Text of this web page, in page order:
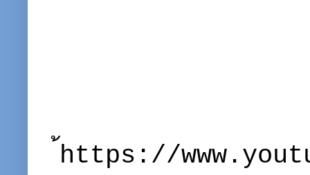
https://